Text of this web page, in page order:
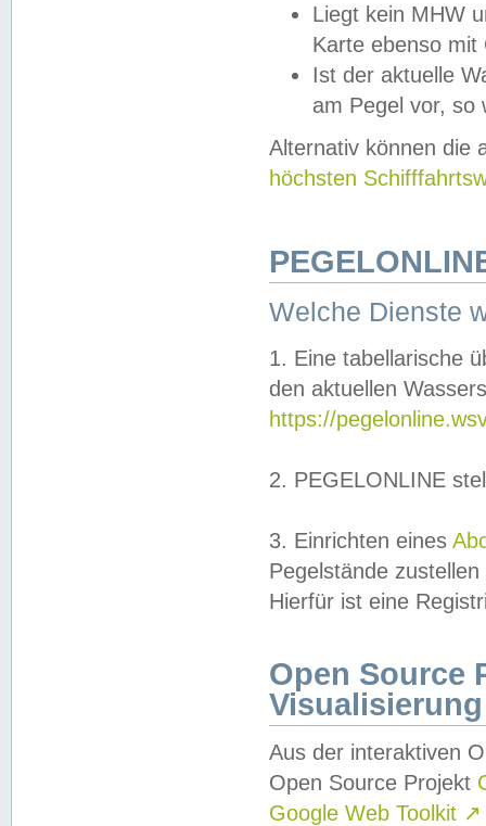
Liegt kein MHW
Karte ebenso mit
Ist der aktuelle
am Pegel vor,
Alternativ können die
höchsten
Welche Dienste
1. Eine tabellarische
den aktuellen
https://
2. PEGELONLINE
3. Einrichten eines
Pegelstände
Hierfür ist eine
Open Source
Visualisierung
Aus der interaktiven
Open Source Projekt
Google Web Toolkit ↗